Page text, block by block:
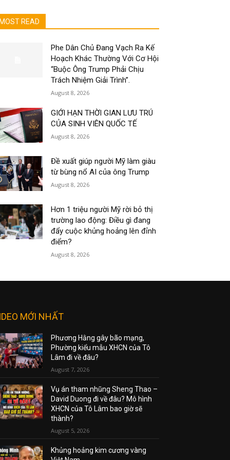
MOST READ
Phe Dân Chủ Đang Vạch Ra Kế
Hoạch Khác Thường Với Cơ Hội
“Buộc Ông Trump Phải Chịu
Trách Nhiệm Giải Trình”.
August 8, 2026
GIỚI HẠN THỜI GIAN LƯU TRÚ
CỦA SINH VIÊN QUỐC TẾ
August 8, 2026
Đề xuất giúp người Mỹ làm giàu
từ bùng nổ AI của ông Trump
August 8, 2026
Hơn 1 triệu người Mỹ rời bỏ thị
trường lao động: Điều gì đang
đẩy cuộc khủng hoảng lên đỉnh
điểm?
August 8, 2026
MỚI NHẤT
Phương Hằng gây bão mạng,
Phường kiểu mẫu XHCN của Tô
Lâm đi về đâu?
August 7, 2026
Vụ án tham nhũng Sheng Thao –
David Duong đi về đâu? Mô hình
XHCN của Tô Lâm bao giờ sẽ
thành?
August 5, 2026
Khủng hoảng kim cương vàng